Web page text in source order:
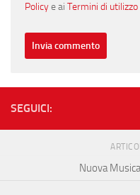
Policye ai Termini di utilizzo
SEGUICI:
Nuova